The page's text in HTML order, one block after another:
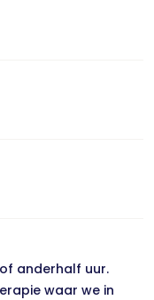
anderhalf uur.
waar we in